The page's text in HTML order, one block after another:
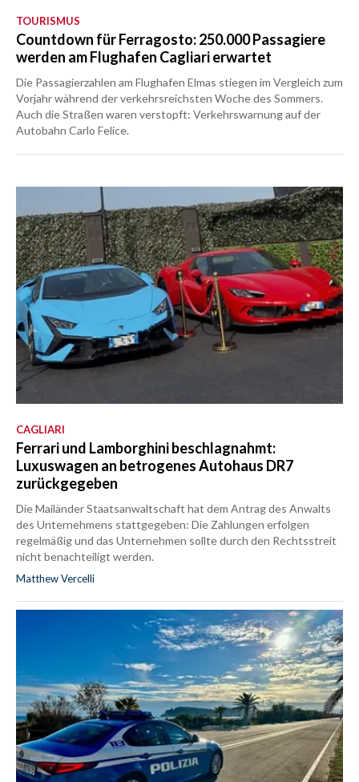
TOURISMUS
Countdown für Ferragosto: 250.000 Passagiere
werden am Flughafen Cagliari erwartet
Die Passagierzahlen am Flughafen Elmas stiegen im Vergleich zum
Vorjahr während der verkehrsreichsten Woche des Sommers.
Auch die Straßen waren verstopft: Verkehrswarnung auf der
Autobahn Carlo Felice.
CAGLIARI
Ferrari und Lamborghini beschlagnahmt:
Luxuswagen an betrogenes Autohaus DR7
zurückgegeben
Die Mailänder Staatsanwaltschaft hat dem Antrag des Anwalts
des Unternehmens stattgegeben: Die Zahlungen erfolgen
regelmäßig und das Unternehmen sollte durch den Rechtsstreit
nicht benachteiligt werden.
Matthew Vercelli